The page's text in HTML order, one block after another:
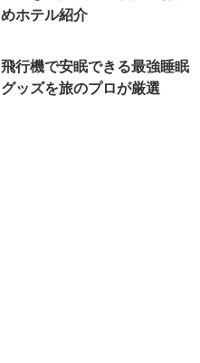
めホテル紹介
飛行機で安眠できる最強睡眠
グッズを旅のプロが厳選